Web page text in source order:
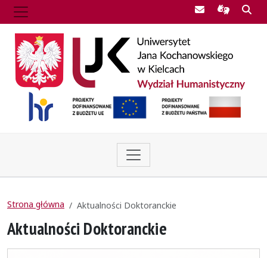
Poczta UJK
Strona główna Aktualności Doktoranckie
Aktualności Doktoranckie